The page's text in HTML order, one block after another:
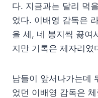
다. 지금과는 달리 먹
었다. 이배영 감독은
을 세, 네 봉지씩 끓여
지만 기록은 제자리였
남들이 앞서나가는데
었던 이배영 감독은